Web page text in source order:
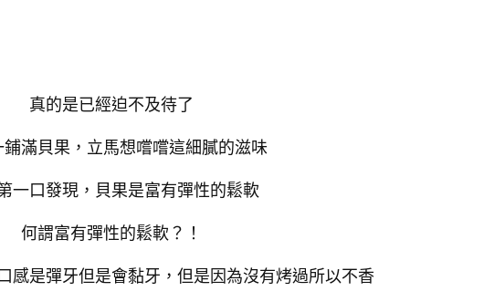
真的是已經迫不及待了
鋪滿貝果，立馬想嚐嚐這細膩的滋味
一口發現，貝果是富有彈性的鬆軟
何謂富有彈性的鬆軟？！
感是彈牙但是會黏牙，但是因為沒有烤過所以不香